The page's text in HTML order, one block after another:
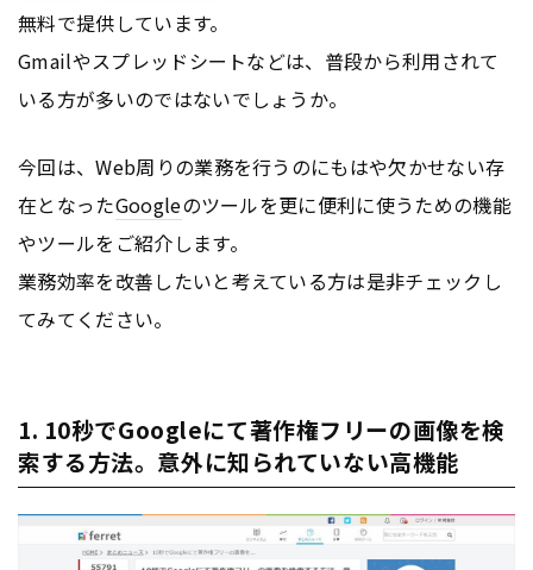
無料で提供しています。
Gmailやスプレッドシートなどは、普段から利用されて
いる方が多いのではないでしょうか。
今回は、Web周りの業務を行うのにもはや欠かせない存
在となったGoogleのツールを更に便利に使うための機能
やツールをご紹介します。
業務効率を改善したいと考えている方は是非チェックし
てみてください。
1. 10秒でGoogleにて著作権フリーの画像を検
索する方法。意外に知られていない高機能